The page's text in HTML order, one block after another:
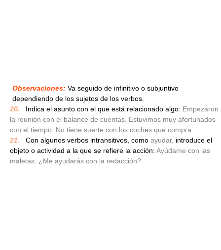
Observaciones: Va seguido de infinitivo o subjuntivo
dependiendo de los sujetos de los verbos.
20.
Indica el asunto con el que está relacionado algo: Empezaron
la reunión con el balance de cuentas. Estuvimos muy afortunados
con el tiempo. No tiene suerte con los coches que compra.
21.
Con algunos verbos intransitivos, como ayudar, introduce el
objeto o actividad a la que se refiere la acción: Ayúdame con las
maletas. ¿Me ayudarás con la redacción?